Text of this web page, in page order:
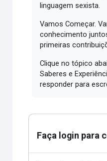
linguagem sexista.
Vamos Começar.
conhecimento
primeiras
Clique no tópico
Saberes e
responder para
Faça login para